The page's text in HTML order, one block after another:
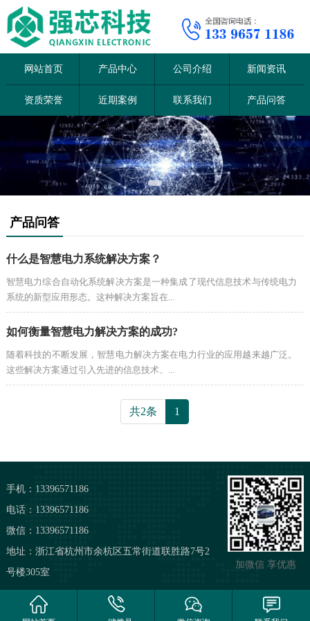
网站首页 产品中心 公司介绍 新闻资讯
资质荣誉 近期案例 联系我们 产品问答
产品问答
什么是智慧电力系统解决方案？
智慧电力综合自动化系统解决方案是一种集成了现代信息技术与传统电力
系统的新型应用形态。这种解决方案旨在...
如何衡量智慧电力解决方案的成功?
随着科技的不断发展，智慧电力解决方案在电力行业的应用越来越广泛。
这些解决方案通过引入先进的信息技术、...
共2条 1
加微信 享优惠
手机：13396571186
电话：13396571186
微信：13396571186
地址：浙江省杭州市余杭区五常街道联胜路7号2
号楼305室